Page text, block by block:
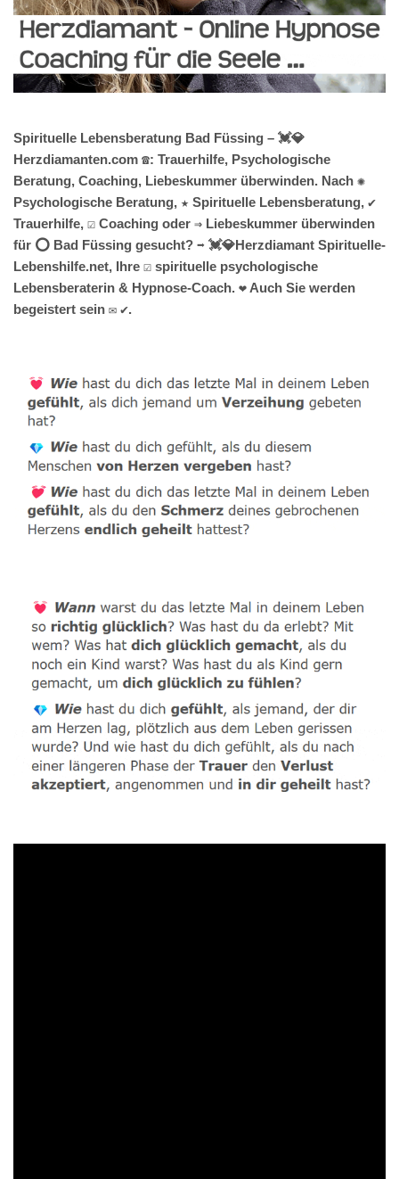
Spirituelle Lebensberatung Bad Füssing – 💓️💎
Herzdiamanten.com ☎️: Trauerhilfe, Psychologische
Beratung, Coaching, Liebeskummer überwinden. Nach ✺
Psychologische Beratung, ★ Spirituelle Lebensberatung, ✔️
Trauerhilfe, ☑️ Coaching oder ⇒ Liebeskummer überwinden
für ⭕ Bad Füssing gesucht? ➡️ 💓️💎Herzdiamant Spirituelle-
Lebenshilfe.net, Ihre ☑️ spirituelle psychologische
Lebensberaterin & Hypnose-Coach. ❤ Auch Sie werden
begeistert sein ✉ ✔.